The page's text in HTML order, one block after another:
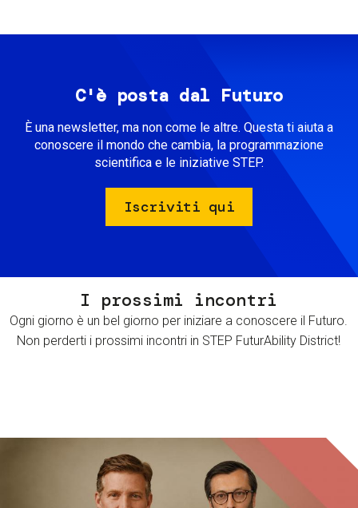
C'è posta dal Futuro
È una newsletter, ma non come le altre. Questa ti aiuta a
conoscere il mondo che cambia, la programmazione
scientifica e le iniziative STEP.
Iscriviti qui
I prossimi incontri
Ogni giorno è un bel giorno per iniziare a conoscere il Futuro.
Non perderti i prossimi incontri in STEP FuturAbility District!